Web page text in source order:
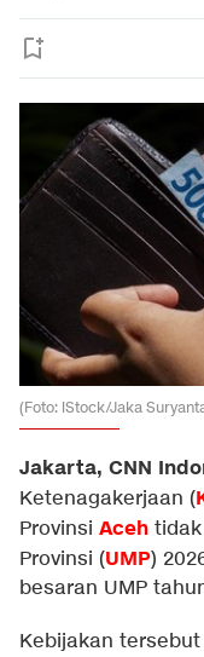
(Foto: iStock/Jaka
Jakarta, CNN
Ketenagakerjaan (
Provinsi Aceh
Provinsi (UMP)
besaran UMP
Kebijakan